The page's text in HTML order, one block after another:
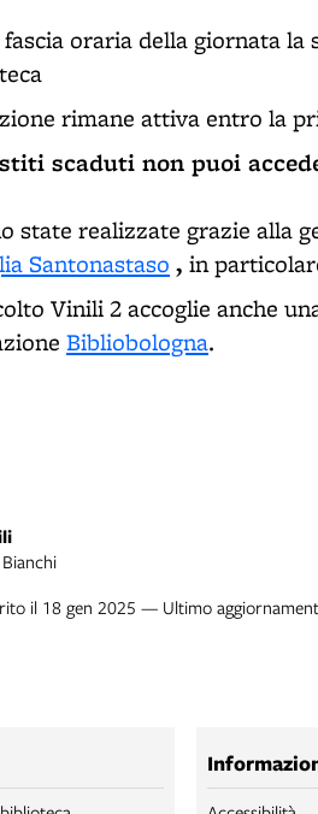
oraria della giornata
rimane attiva entro la
scaduti non puoi
state realizzate grazie alla
Santonastaso , in
Vinili 2 accoglie anche
Bibliobologna.
il 18 gen 2025 — Ultimo